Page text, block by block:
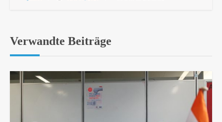
Verwandte Beiträge